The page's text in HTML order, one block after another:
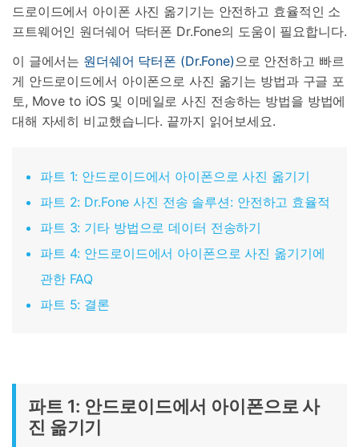
드로이드에서 아이폰 사진 옮기기는 안전하고 효율적인 소
프트웨어인 원더쉐어 닥터폰 Dr.Fone의 도움이 필요합니다.
이 글에서는 원더쉐어 닥터폰 (Dr.Fone)으로 안전하고 빠르
게 안드로이드에서 아이폰으로 사진 옮기는 방법과 구글 포
토, Move to iOS 및 이메일로 사진 전송하는 방법을 방법에
대해 자세히 비교했습니다. 끝까지 읽어보세요.
파트 1: 안드로이드에서 아이폰으로 사진 옮기기
파트 2: Dr.Fone 사진 전송 솔루션: 안전하고 효율적
파트 3: 기타 방법으로 데이터 전송하기
파트 4: 안드로이드에서 아이폰으로 사진 옮기기에
관한 FAQ
파트 5: 결론
파트 1: 안드로이드에서 아이폰으로 사
진 옮기기